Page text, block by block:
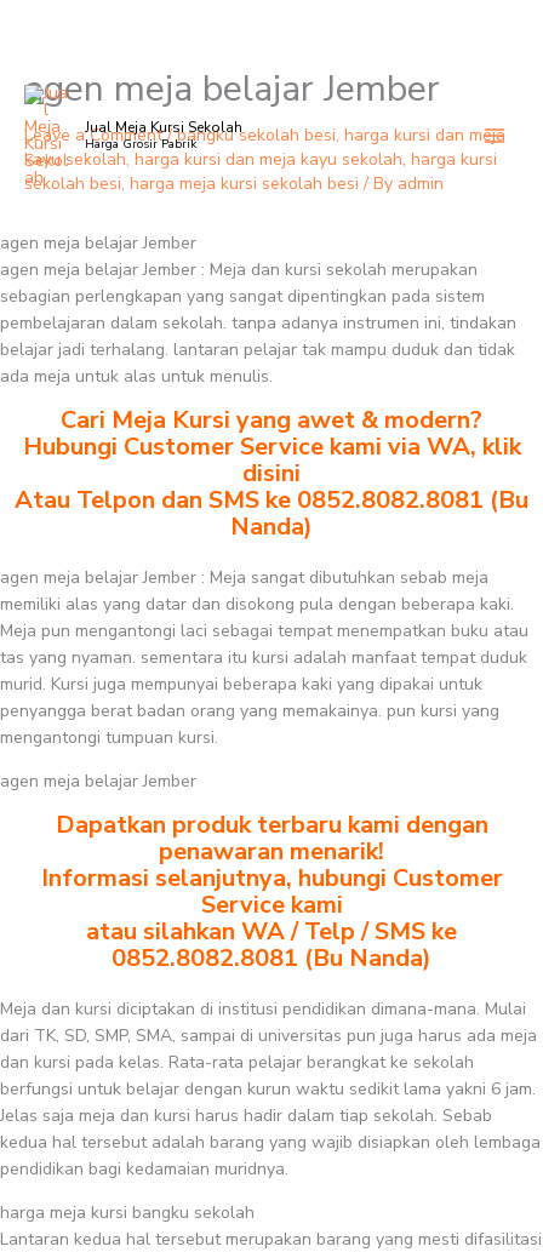
Skip
content
Jual Meja Kursi Sekolah
Harga Grosir Pabrik
agen meja belajar Jember
Leave a Comment /bangku sekolah besi, harga kursi dan meja
kayu sekolah, harga kursi dan meja kayu sekolah, harga kursi
sekolah besi, harga meja kursi sekolah besi / By admin
agen meja belajar Jember
agen meja belajar Jember : Meja dan kursi sekolah merupakan
sebagian perlengkapan yang sangat dipentingkan pada sistem
pembelajaran dalam sekolah. tanpa adanya instrumen ini, tindakan
belajar jadi terhalang. lantaran pelajar tak mampu duduk dan tidak
ada meja untuk alas untuk menulis.
Cari Meja Kursi yang awet & modern?
Hubungi Customer Service kami via WA, klik
disini
Atau Telpon dan SMS ke 0852.8082.8081 (Bu
Nanda)
agen meja belajar Jember : Meja sangat dibutuhkan sebab meja
memiliki alas yang datar dan disokong pula dengan beberapa kaki.
Meja pun mengantongi laci sebagai tempat menempatkan buku atau
tas yang nyaman. sementara itu kursi adalah manfaat tempat duduk
murid. Kursi juga mempunyai beberapa kaki yang dipakai untuk
penyangga berat badan orang yang memakainya. pun kursi yang
mengantongi tumpuan kursi.
agen meja belajar Jember
Dapatkan produk terbaru kami dengan
penawaran menarik!
Informasi selanjutnya, hubungi Customer
Service kami
atau silahkan WA / Telp / SMS ke
0852.8082.8081 (Bu Nanda)
Meja dan kursi diciptakan di institusi pendidikan dimana-mana. Mulai
dari TK, SD, SMP, SMA, sampai di universitas pun juga harus ada meja
dan kursi pada kelas. Rata-rata pelajar berangkat ke sekolah
berfungsi untuk belajar dengan kurun waktu sedikit lama yakni 6 jam.
Jelas saja meja dan kursi harus hadir dalam tiap sekolah. Sebab
kedua hal tersebut adalah barang yang wajib disiapkan oleh lembaga
pendidikan bagi kedamaian muridnya.
harga meja kursi bangku sekolah
Lantaran kedua hal tersebut merupakan barang yang mesti difasilitasi